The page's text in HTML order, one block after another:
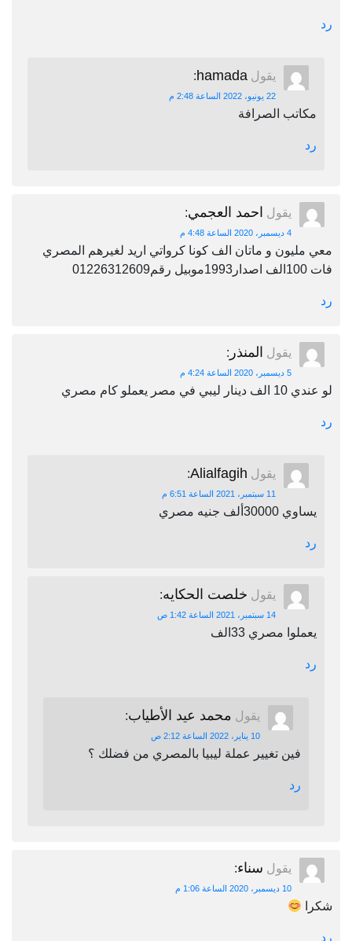
رد
يقول hamada
:
22 يونيو، 2022 الساعة 2:48 م
مكاتب الصرافة
رد
يقول احمد العجمي:
4 ديسمبر، 2020 الساعة 4:48 م
معي مليون و ماتان الف كونا كرواتي اريد لغيرهم المصري
فات 100الف اصدار1993موبيل رقم01226312609
رد
يقول المنذر :
5 ديسمبر، 2020 الساعة 4:24 م
لو عندي 10 الف دينار ليبي في مصر يعملو كام مصري
رد
يقول Alialfagih
:
11 سبتمبر، 2021 الساعة 6:51 م
يساوي 30000ألف جنيه مصري
رد
يقول خلصت الحكايه:
14 سبتمبر، 2021 الساعة 1:42 ص
يعملوا مصري 33الف
رد
يقول محمد عيد الأطياب:
10 يناير، 2022 الساعة 2:12 ص
فين تغيير عملة ليبيا بالمصري من فضلك ؟
رد
يقول سناء:
10 ديسمبر، 2020 الساعة 1:06 م
شكرا
رد